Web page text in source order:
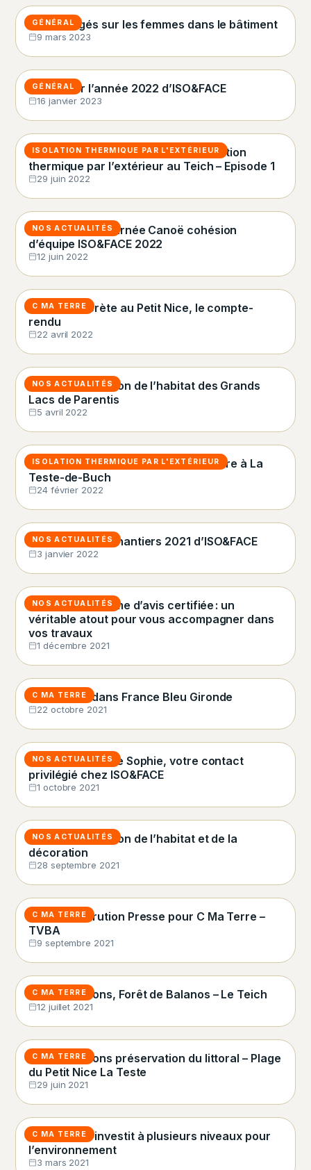
GÉNÉRAL
Les préjugés sur les femmes dans le bâtiment
9 mars 2023
GÉNÉRAL
Retour sur l’année 2022 d’ISO&FACE
16 janvier 2023
ISOLATION THERMIQUE PAR L'EXTÉRIEUR
Témoignage clients suite à une isolation
thermique par l’extérieur au Teich – Episode 1
29 juin 2022
NOS ACTUALITÉS
Découvrez la journée Canoë cohésion
d’équipe ISO&FACE 2022
12 juin 2022
C MA TERRE
Action concrète au Petit Nice, le compte-
rendu
22 avril 2022
NOS ACTUALITÉS
ISO&FACE au salon de l’habitat des Grands
Lacs de Parentis
5 avril 2022
ISOLATION THERMIQUE PAR L'EXTÉRIEUR
Témoignage client isolation extérieure à La
Teste-de-Buch
24 février 2022
NOS ACTUALITÉS
Découvrez les chantiers 2021 d’ISO&FACE
3 janvier 2022
NOS ACTUALITÉS
Eldo, la plateforme d’avis certifiée : un
véritable atout pour vous accompagner dans
vos travaux
1 décembre 2021
C MA TERRE
C Ma Terre dans France Bleu Gironde
22 octobre 2021
NOS ACTUALITÉS
A la rencontre de Sophie, votre contact
privilégié chez ISO&FACE
1 octobre 2021
NOS ACTUALITÉS
ISO&FACE au salon de l’habitat et de la
décoration
28 septembre 2021
C MA TERRE
Nouvelle Parution Presse pour C Ma Terre –
TVBA
9 septembre 2021
C MA TERRE
Appel aux dons, Forêt de Balanos – Le Teich
12 juillet 2021
C MA TERRE
Appel aux dons préservation du littoral – Plage
du Petit Nice La Teste
29 juin 2021
C MA TERRE
ISO&FACE s’investit à plusieurs niveaux pour
l’environnement
3 mars 2021